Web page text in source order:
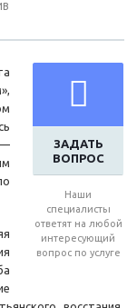
ЗАДАТЬ
ВОПРОС
Наши
специалисты
ответят на любой
интересующий
вопрос по услуге